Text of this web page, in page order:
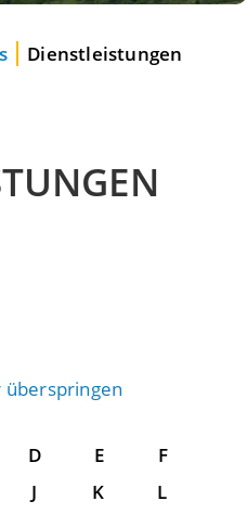
Dienstleistungen
überspringen
D E
F
J K
L